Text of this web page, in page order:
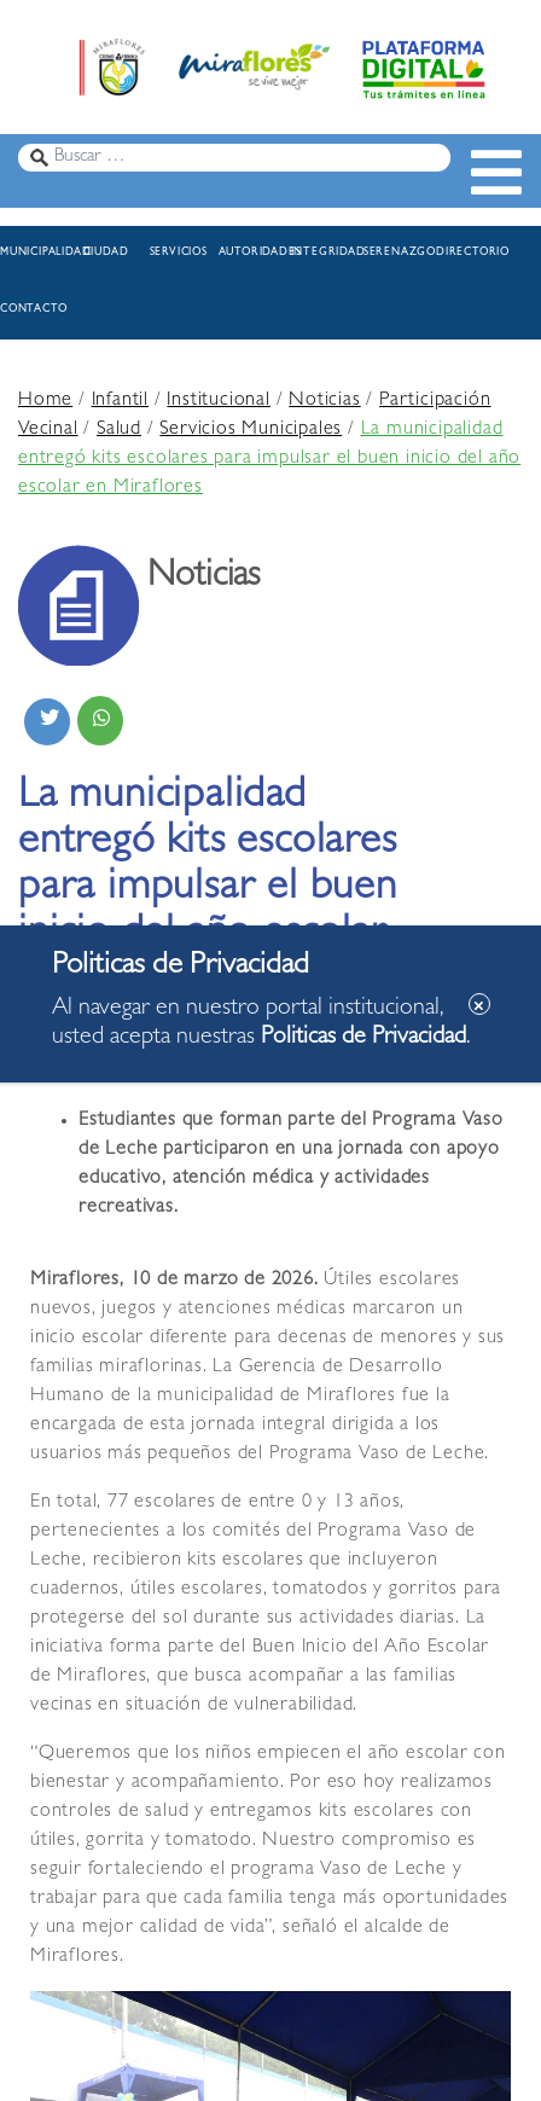
MUNICIPALIDADCIUDAD SERVICIOS AUTORIDADESINTEGRIDADSERENAZGODIRECTORIO
CONTACTO
Home/Infantil /Institucional/Noticias/Participación
Vecinal/Salud /Servicios Municipales/La municipalidad
entregó kits escolares para impulsar el buen inicio del año
escolar en Miraflores
Noticias
La municipalidad
entregó kits escolares
para impulsar el buen
inicio del año escolar
en Miraflores
Estudiantes que forman parte del Programa Vaso
de Leche participaron en una jornada con apoyo
educativo, atención médica y actividades
recreativas.
Miraflores, 10 de marzo de 2026. Útiles escolares
nuevos, juegos y atenciones médicas marcaron un
inicio escolar diferente para decenas de menores y sus
familias miraflorinas. La Gerencia de Desarrollo
Humano de la municipalidad de Miraflores fue la
encargada de esta jornada integral dirigida a los
usuarios más pequeños del Programa Vaso de Leche.
En total, 77 escolares de entre 0 y 13 años,
pertenecientes a los comités del Programa Vaso de
Leche, recibieron kits escolares que incluyeron
cuadernos, útiles escolares, tomatodos y gorritos para
protegerse del sol durante sus actividades diarias. La
iniciativa forma parte del Buen Inicio del Año Escolar
de Miraflores, que busca acompañar a las familias
vecinas en situación de vulnerabilidad.
“Queremos que los niños empiecen el año escolar con
bienestar y acompañamiento. Por eso hoy realizamos
controles de salud y entregamos kits escolares con
útiles, gorrita y tomatodo. Nuestro compromiso es
seguir fortaleciendo el programa Vaso de Leche y
trabajar para que cada familia tenga más oportunidades
y una mejor calidad de vida”, señaló el alcalde de
Miraflores.
Al navegar en nuestro portal institucional,
usted acepta nuestras Politicas de Privacidad.